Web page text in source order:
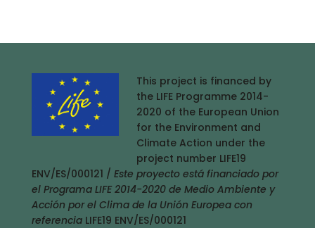
This project is financed by
the LIFE Programme 2014-
2020 of the European Union
for the Environment and
Climate Action under the
project number LIFE19
ENV/ES/000121 / Este proyecto está financiado por
el Programa LIFE 2014-2020 de Medio Ambiente y
Acción por el Clima de la Unión Europea con
referencia LIFE19 ENV/ES/000121